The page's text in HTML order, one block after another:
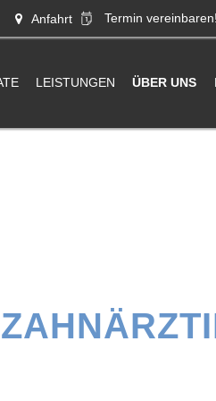
Anfahrt Termin vereinbaren!
LEISTUNGEN ÜBER UNS